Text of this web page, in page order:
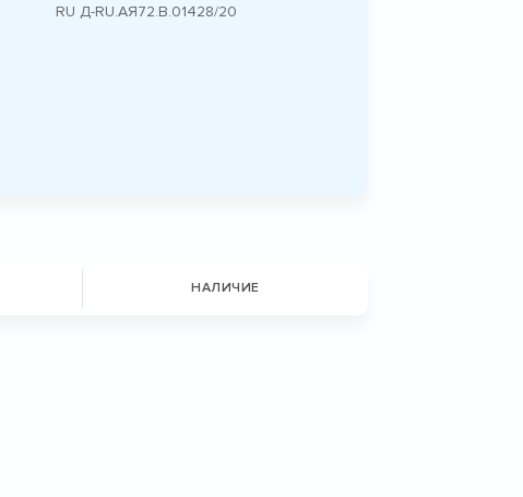
RU Д-RU.АЯ72.B.01428/20
НАЛИЧИЕ